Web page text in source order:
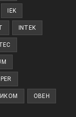
IEK
INTEK
ОВЕН